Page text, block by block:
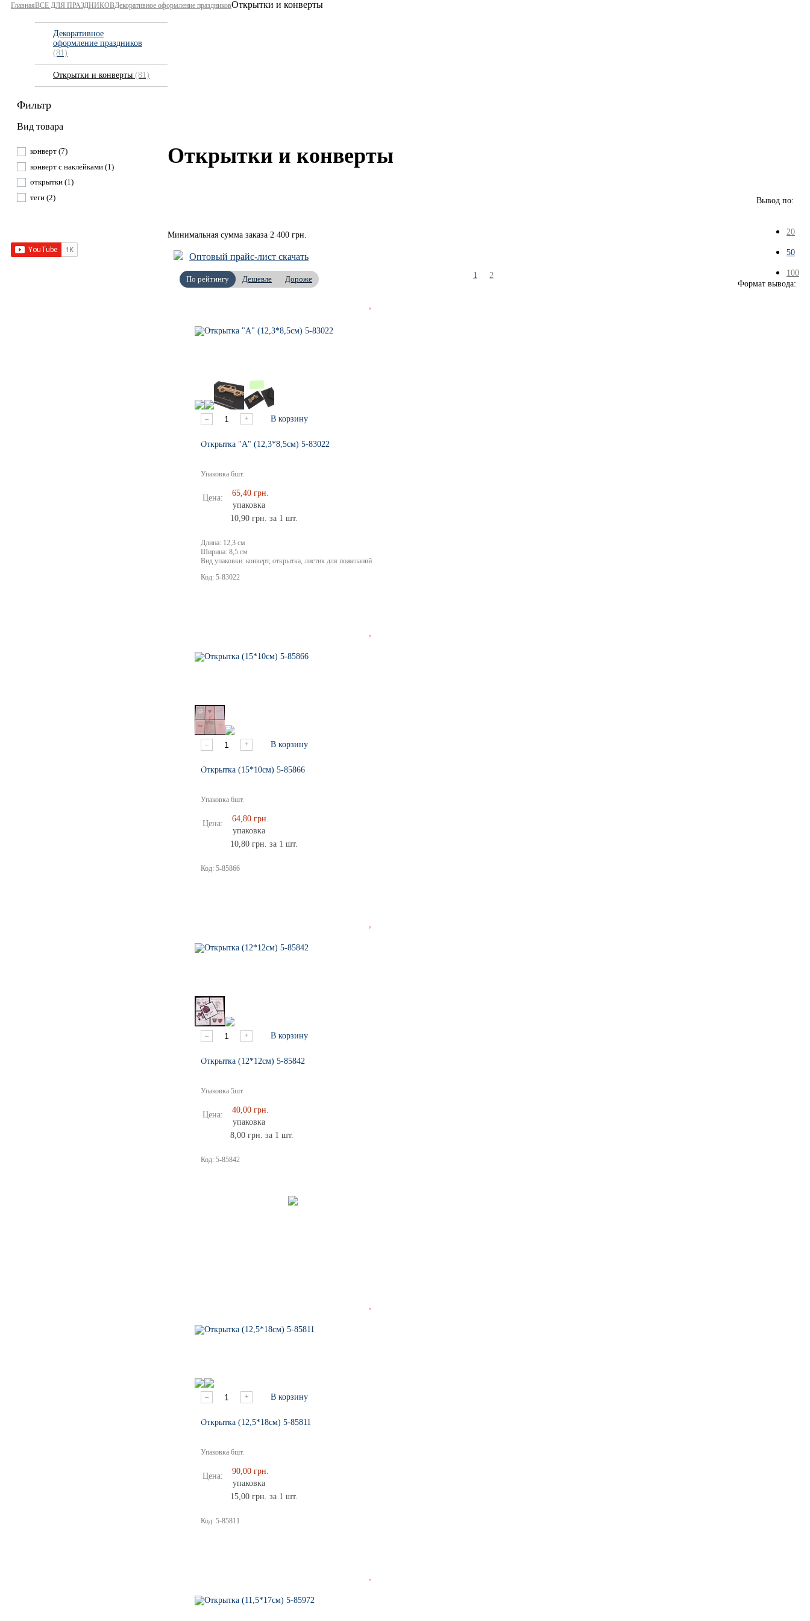
ГлавнаяВСЕ ДЛЯ ПРАЗДНИКОВДекоративное оформление праздниковОткрытки и конверты
Декоративное
оформление праздников
(81)
Открытки и конверты (81)
Фильтр
Вид товара
конверт(7)
конверт с наклейками(1)
открытки(1)
теги(2)
Открытки и конверты
Вывод по:
20
50
100
Минимальная сумма заказа 2 400 грн.
Оптовый прайс-лист скачать
По рейтингу Дешевле Дороже 1
2
Формат вывода:
– + В корзину
Открытка "А" (12,3*8,5см) 5-83022
Упаковка 6шт.
Цена:
65,40 грн.
упаковка
10,90 грн. за 1 шт.
Длина: 12,3 см
Ширина: 8,5 см
Вид упаковки: конверт, открытка, листик для пожеланий
Код: 5-83022
– + В корзину
Открытка (15*10см) 5-85866
Упаковка 6шт.
Цена:
64,80 грн.
упаковка
10,80 грн. за 1 шт.
Код: 5-85866
– + В корзину
Открытка (12*12см) 5-85842
Упаковка 5шт.
Цена:
40,00 грн.
упаковка
8,00 грн. за 1 шт.
Код: 5-85842
– + В корзину
Открытка (12,5*18см) 5-85811
Упаковка 6шт.
Цена:
90,00 грн.
упаковка
15,00 грн. за 1 шт.
Код: 5-85811